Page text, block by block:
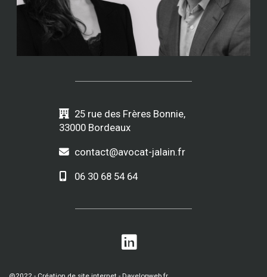
25 rue des Frères Bonnie,
33000 Bordeaux
contact@avocat-jalain.fr
06 30 68 54 64